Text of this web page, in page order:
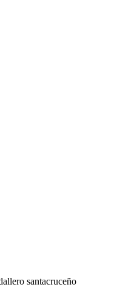
santacruceño